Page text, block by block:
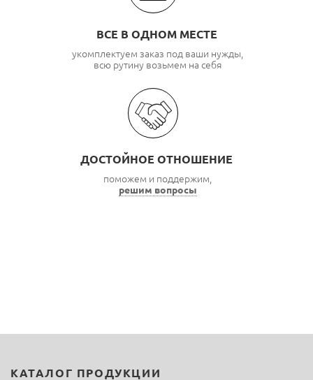
ВСЕ В ОДНОМ МЕСТЕ
укомплектуем заказ под ваши нужды,
всю рутину возьмем на себя
ДОСТОЙНОЕ ОТНОШЕНИЕ
поможем и поддержим,
решим вопросы
КАТАЛОГ ПРОДУКЦИИ